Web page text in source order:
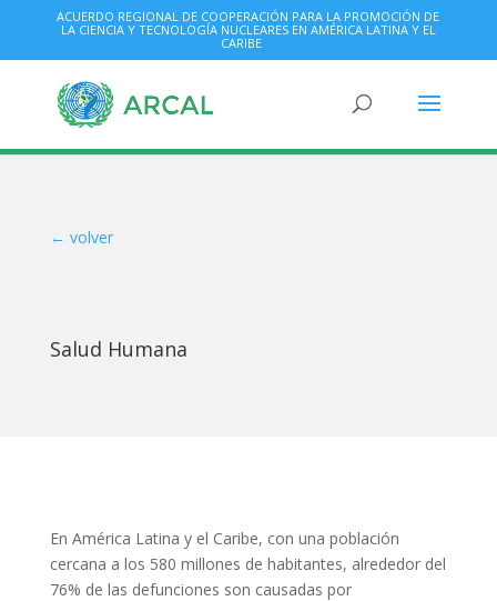
ACUERDO REGIONAL DE COOPERACIÓN PARA LA PROMOCIÓN DE
LA CIENCIA Y TECNOLOGÍA NUCLEARES EN AMÉRICA LATINA Y EL
CARIBE
← volver
Salud Humana
En América Latina y el Caribe, con una población
cercana a los 580 millones de habitantes, alrededor del
76% de las defunciones son causadas por